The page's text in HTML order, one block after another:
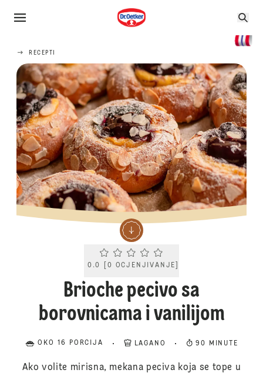
RECEPTI
Current rating 0.0. Click to rate.
0.0 [0 OCJENJIVANJE
Brioche pecivo sa
borovnicama i vanilijom
OKO 16 PORCIJA LAGANO 90 MINUTE
Ako volite mirisna, mekana peciva koja se tope u